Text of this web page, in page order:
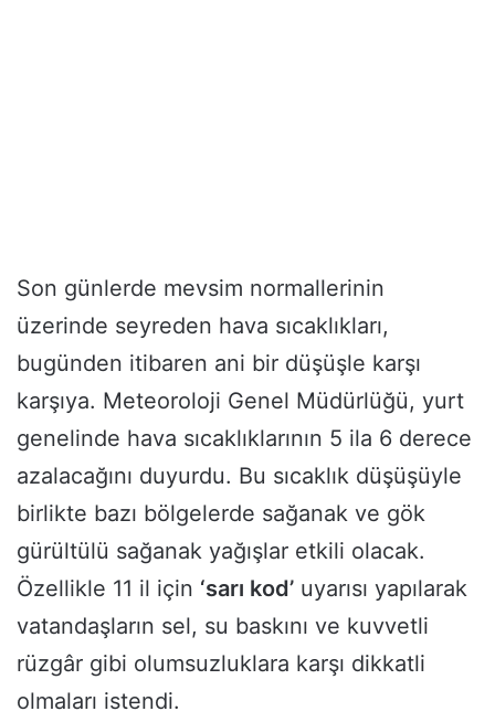
Son günlerde mevsim normallerinin
üzerinde seyreden hava sıcaklıkları,
bugünden itibaren ani bir düşüşle karşı
karşıya. Meteoroloji Genel Müdürlüğü, yurt
genelinde hava sıcaklıklarının 5 ila 6 derece
azalacağını duyurdu. Bu sıcaklık düşüşüyle
birlikte bazı bölgelerde sağanak ve gök
gürültülü sağanak yağışlar etkili olacak.
Özellikle 11 il için ‘sarı kod’ uyarısı yapılarak
vatandaşların sel, su baskını ve kuvvetli
rüzgâr gibi olumsuzluklara karşı dikkatli
olmaları istendi.